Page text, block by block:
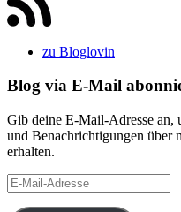
zu Bloglovin
Blog via E-Mail
Gib deine E-Mail-Adresse an,
und Benachrichtigungen über
erhalten.
E-
Mail-